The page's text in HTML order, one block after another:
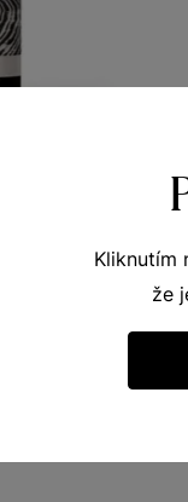
2023
Kliknutím
že